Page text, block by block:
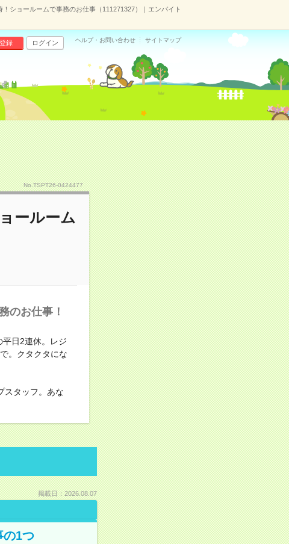
！ショールームで事務のお仕事（111271327）｜エンバイト
録 ログイン ヘルプ・お問い合わせ サイトマップ
No.TSPT26-0424477
ールーム
のお仕事！
日2連休。レジ
。クタクタにな
スタッフ。あな
掲載日：2026.08.07
の1つ